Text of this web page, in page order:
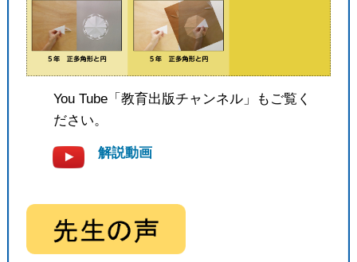
You Tube「教育出版チャンネル」もご覧く
ださい。
解説動画